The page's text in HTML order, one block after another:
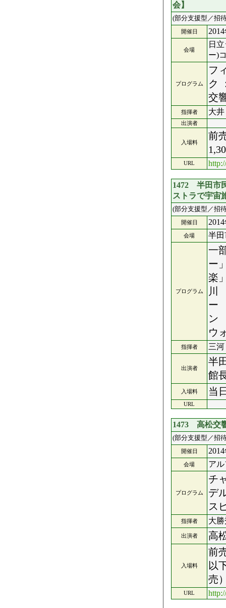
会】
(部分支援型／招
開催日
会場
日
ー)
プログラム
フ
ク
交
指揮者 大
出演者
入場料
前
URL
1472 半田市
ストラで宇宙
(部分支援型／招
開催日
会場 半
プログラム
一
ー
楽
川
ー
ン
ウ
指揮者 三
出演者
半
館
入場料 当
URL
1473 高松交
(部分支援型／招
開催日
会場 ア
プログラム
チ
デ
ス
指揮者 大
出演者 高
入場料
前
以
売
URL